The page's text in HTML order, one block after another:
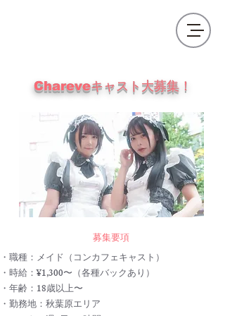
​Chareveキャスト大募集！
​募集要項
・職種：メイド（コンカフェキャスト）
・時給：¥1,300〜（各種バックあり）
​・年齢：18歳以上〜
・勤務地：秋葉原エリア